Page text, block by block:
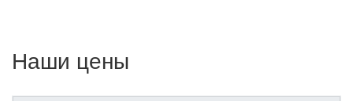
Наши цены